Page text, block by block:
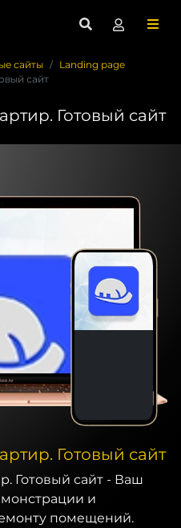
сайты
Landing page
сайт
Готовый сайт
Готовый сайт
Готовый сайт - Ваш
и
помещений.